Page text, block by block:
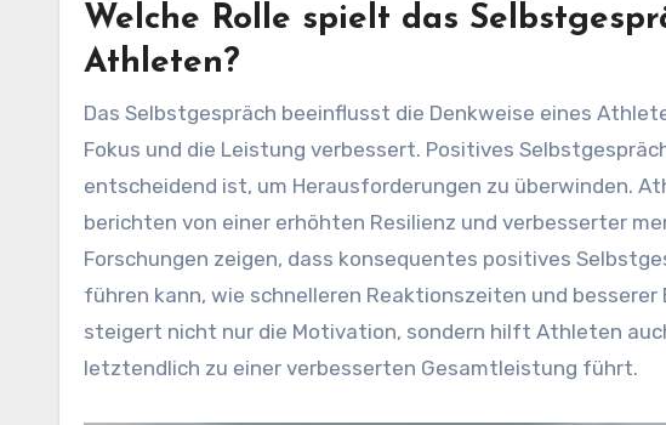
Welche Rolle spielt das
Athleten?
Das Selbstgespräch beeinflusst die Denkweise eines
Fokus und die Leistung verbessert. Positives
entscheidend ist, um Herausforderungen zu überwinden.
berichten von einer erhöhten Resilienz und verbesserter
Forschungen zeigen, dass konsequentes positives
führen kann, wie schnelleren Reaktionszeiten und
steigert nicht nur die Motivation, sondern hilft Athleten
letztendlich zu einer verbesserten Gesamtleistung führt.